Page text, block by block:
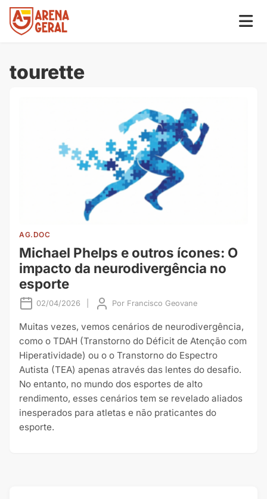
tourette
AG.DOC
Michael Phelps e outros ícones: O
impacto da neurodivergência no
esporte
02/04/2026 Por Francisco Geovane
Muitas vezes, vemos cenários de neurodivergência,
como o TDAH (Transtorno do Déficit de Atenção com
Hiperatividade) ou o o Transtorno do Espectro
Autista (TEA) apenas através das lentes do desafio.
No entanto, no mundo dos esportes de alto
rendimento, esses cenários tem se revelado aliados
inesperados para atletas e não praticantes do
esporte.